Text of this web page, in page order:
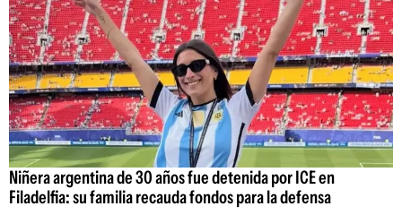
Niñera argentina de 30 años fue detenida por ICE en
Filadelfia: su familia recauda fondos para la defensa